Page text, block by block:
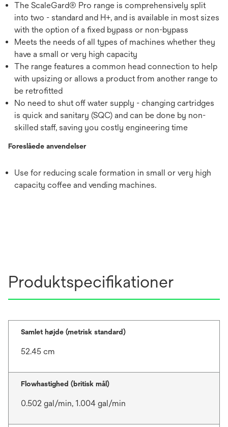
The ScaleGard® Pro range is comprehensively split
into two - standard and H+, and is available in most sizes
with the option of a fixed bypass or non-bypass
Meets the needs of all types of machines whether they
have a small or very high capacity
The range features a common head connection to help
with upsizing or allows a product from another range to
be retrofitted
No need to shut off water supply - changing cartridges
is quick and sanitary (SQC) and can be done by non-
skilled staff, saving you costly engineering time
Foreslåede anvendelser
Use for reducing scale formation in small or very high
capacity coffee and vending machines.
Produktspecifikationer
Samlet højde (metrisk standard)
52.45 cm
Flowhastighed (britisk mål)
0.502 gal/min, 1.004 gal/min